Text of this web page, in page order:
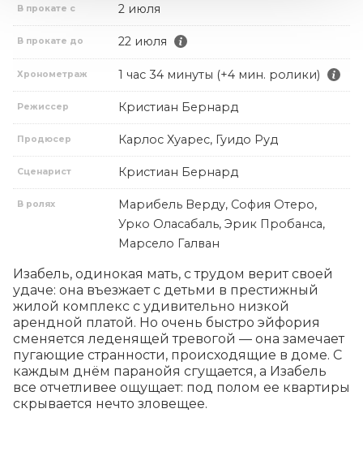
В прокате с 2 июля
В прокате до 22 июля
Хронометраж 1 час 34 минуты (+4 мин. ролики)
Режиссер Кристиан Бернард
Продюсер Карлос Хуарес, Гуидо Руд
Сценарист Кристиан Бернард
В ролях
Марибель Верду, София Отеро,
Урко Оласабаль, Эрик Пробанса,
Марсело Галван
Изабель, одинокая мать, с трудом верит своей
удаче: она въезжает с детьми в престижный
жилой комплекс с удивительно низкой
арендной платой. Но очень быстро эйфория
сменяется леденящей тревогой — она замечает
пугающие странности, происходящие в доме. С
каждым днём паранойя сгущается, а Изабель
все отчетливее ощущает: под полом ее квартиры
скрывается нечто зловещее.